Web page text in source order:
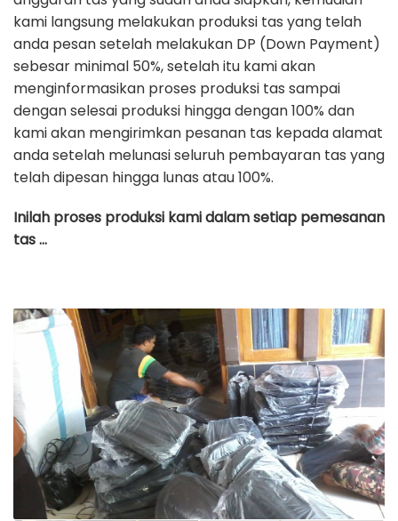
kami langsung melakukan produksi tas yang telah
anda pesan setelah melakukan DP (Down Payment)
sebesar minimal 50%, setelah itu kami akan
menginformasikan proses produksi tas sampai
dengan selesai produksi hingga dengan 100% dan
kami akan mengirimkan pesanan tas kepada alamat
anda setelah melunasi seluruh pembayaran tas yang
telah dipesan hingga lunas atau 100%.
Inilah proses produksi kami dalam setiap pemesanan
tas …